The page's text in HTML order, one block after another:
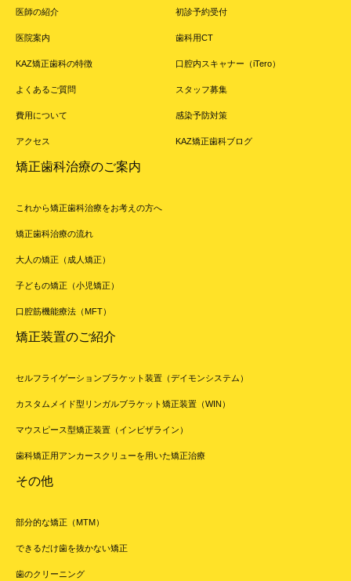
医師の紹介
医院案内
KAZ矯正歯科の特徴
よくあるご質問
費用について
アクセス
初診予約受付
歯科用CT
口腔内スキャナー（iTero）
スタッフ募集
感染予防対策
KAZ矯正歯科ブログ
矯正歯科治療のご案内
これから矯正歯科治療をお考えの方へ
矯正歯科治療の流れ
大人の矯正（成人矯正）
子どもの矯正（小児矯正）
口腔筋機能療法（MFT）
矯正装置のご紹介
セルフライゲーションブラケット装置（デイモンシステム）
カスタムメイド型リンガルブラケット矯正装置（WIN）
マウスピース型矯正装置（インビザライン）
歯科矯正用アンカースクリューを用いた矯正治療
その他
部分的な矯正（MTM）
できるだけ歯を抜かない矯正
歯のクリーニング